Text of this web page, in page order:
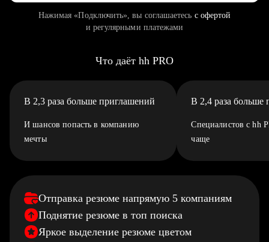
Нажимая «Подключить», вы соглашаетесь с офертой
и регулярными платежами
Что даёт hh PRO
В 2,3 раза больше приглашений
И шансов попасть в компанию
мечты
В 2,4 раза больше
Специалистов с hh
чаще
Отправка резюме напрямую 5 компаниям
Поднятие резюме в топ поиска
Яркое выделение резюме цветом